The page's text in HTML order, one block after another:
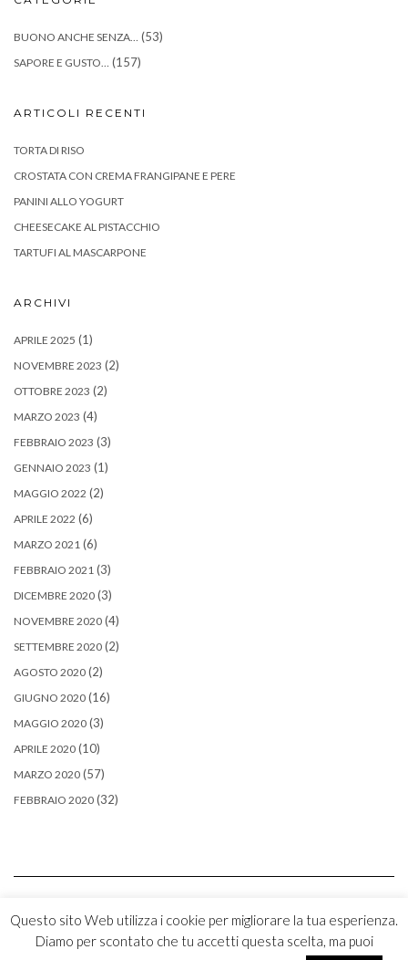
BUONO ANCHE SENZA… (53)
SAPORE E GUSTO… (157)
ARTICOLI RECENTI
TORTA DI RISO
CROSTATA CON CREMA FRANGIPANE E PERE
PANINI ALLO YOGURT
CHEESECAKE AL PISTACCHIO
TARTUFI AL MASCARPONE
ARCHIVI
APRILE 2025 (1)
NOVEMBRE 2023 (2)
OTTOBRE 2023 (2)
MARZO 2023 (4)
FEBBRAIO 2023 (3)
GENNAIO 2023 (1)
MAGGIO 2022 (2)
APRILE 2022 (6)
MARZO 2021 (6)
FEBBRAIO 2021 (3)
DICEMBRE 2020 (3)
NOVEMBRE 2020 (4)
SETTEMBRE 2020 (2)
AGOSTO 2020 (2)
GIUGNO 2020 (16)
MAGGIO 2020 (3)
APRILE 2020 (10)
MARZO 2020 (57)
FEBBRAIO 2020 (32)
Copyright © 2026Kale
Questo sito Web utilizza i cookie per migliorare la tua esperienza.
Diamo per scontato che tu accetti questa scelta, ma puoi